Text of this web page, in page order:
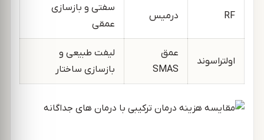
RF درمیس
سفتی و بازسازی
عمقی
اولتراسوند
عمق
SMAS
لیفت طبیعی و
بازسازی ساختار